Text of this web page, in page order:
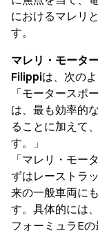
におけるマレリ
す。
マレリ・モータ
Filippiは、次の
「モータースポ
は、最も効率的
ることに加えて
す。」
「マレリ・モー
ずはレーストラ
来の一般車両に
す。具体的には
フォーミュラE